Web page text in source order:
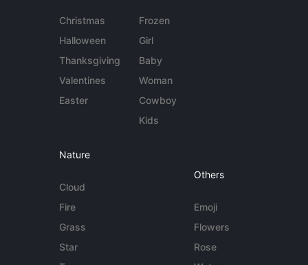
Christmas
Halloween
Thanksgiving
Valentines
Easter
Frozen
Girl
Baby
Woman
Cowboy
Kids
Nature
Cloud
Fire
Grass
Star
Others
Emoji
Flowers
Rose